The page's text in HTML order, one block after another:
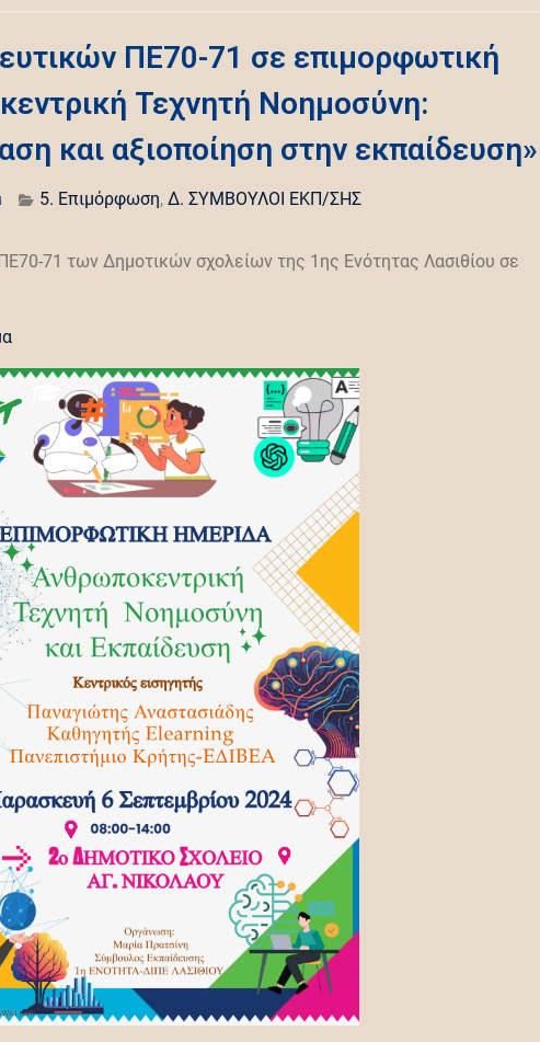
ΠΕ70-71 σε επιμορφωτική
Τεχνητή Νοημοσύνη:
και αξιοποίηση στην εκπαίδευση»
5. Επιμόρφωση, Δ. ΣΥΜΒΟΥΛΟΙ ΕΚΠ/ΣΗΣ
71 των Δημοτικών σχολείων της 1ης Ενότητας Λασιθίου σε